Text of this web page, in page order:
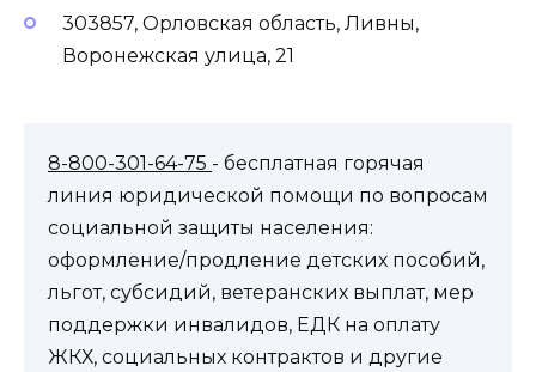
303857, Орловская область, Ливны,
Воронежская улица, 21
8-800-301-64-75 - бесплатная горячая
линия юридической помощи по вопросам
социальной защиты населения:
оформление/продление детских пособий,
льгот, субсидий, ветеранских выплат, мер
поддержки инвалидов, ЕДК на оплату
ЖКХ, социальных контрактов и другие